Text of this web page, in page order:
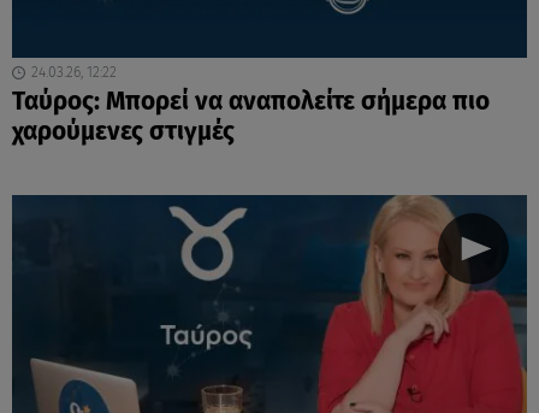
24.03.26, 12:22
Ταύρος: Μπορεί να αναπολείτε σήμερα πιο
χαρούμενες στιγμές